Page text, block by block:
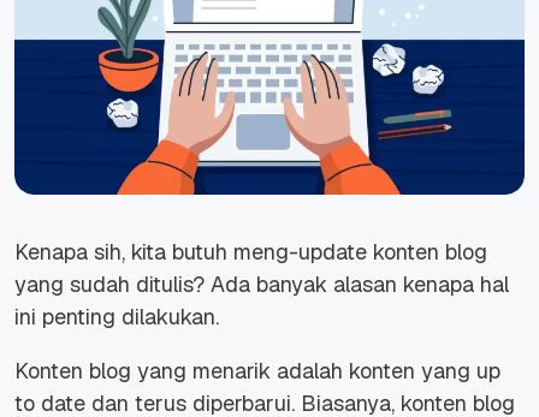
Kenapa sih, kita butuh meng-update konten blog
yang sudah ditulis? Ada banyak alasan kenapa hal
ini penting dilakukan.
Konten blog yang menarik adalah konten yang up
to date dan terus diperbarui. Biasanya, konten blog